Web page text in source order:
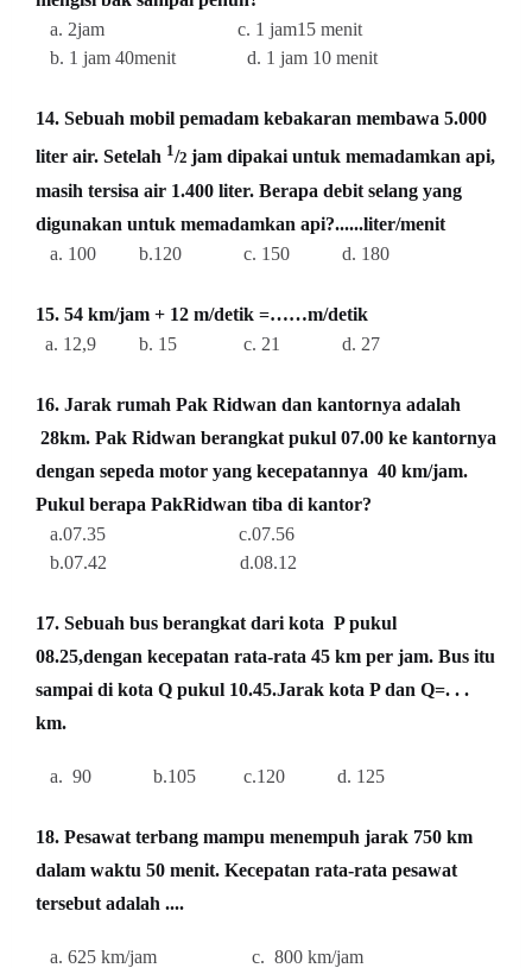
a. 2jam c. 1 jam15 menit
b. 1 jam 40menit d. 1 jam 10 menit
14. Sebuah mobil pemadam kebakaran membawa 5.000
liter air. Setelah 1/2 jam dipakai untuk memadamkan api,
masih tersisa air 1.400 liter. Berapa debit selang yang
digunakan untuk memadamkan api?......liter/menit
a. 100 b.120 c. 150 d. 180
15. 54 km/jam + 12 m/detik =……m/detik
a. 12,9 b. 15 c. 21 d. 27
16. Jarak rumah Pak Ridwan dan kantornya adalah
28km. Pak Ridwan berangkat pukul 07.00 ke kantornya
dengan sepeda motor yang kecepatannya 40 km/jam.
Pukul berapa PakRidwan tiba di kantor?
a.07.35 c.07.56
b.07.42 d.08.12
17. Sebuah bus berangkat dari kota P pukul
08.25,dengan kecepatan rata-rata 45 km per jam. Bus itu
sampai di kota Q pukul 10.45.Jarak kota P dan Q=. . .
km.
a. 90 b.105 c.120 d. 125
18. Pesawat terbang mampu menempuh jarak 750 km
dalam waktu 50 menit. Kecepatan rata-rata pesawat
tersebut adalah ....
a. 625 km/jam c. 800 km/jam